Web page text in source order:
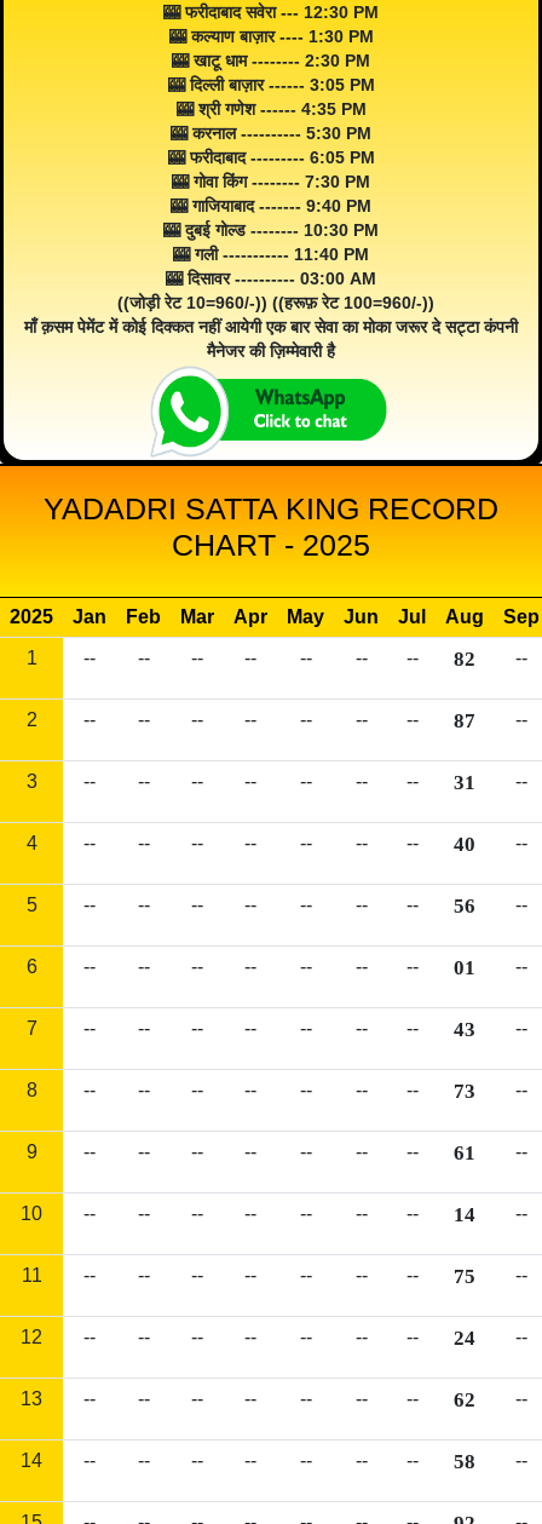
🎰 फरीदाबाद सवेरा --- 12:30 PM
🎰 कल्याण बाज़ार ---- 1:30 PM
🎰 खाटू धाम -------- 2:30 PM
🎰 दिल्ली बाज़ार ------ 3:05 PM
🎰 श्री गणेश ------ 4:35 PM
🎰 करनाल ---------- 5:30 PM
🎰 फरीदाबाद --------- 6:05 PM
🎰 गोवा किंग -------- 7:30 PM
🎰 गाजियाबाद ------- 9:40 PM
🎰 दुबई गोल्ड -------- 10:30 PM
🎰 गली ----------- 11:40 PM
🎰 दिसावर ---------- 03:00 AM
((जोड़ी रेट 10=960/-)) ((हरूफ़ रेट 100=960/-))
माँ क़सम पेमेंट में कोई दिक्कत नहीं आयेगी एक बार सेवा का मोका जरूर दे सट्टा कंपनी
मैनेजर की ज़िम्मेवारी है
YADADRI SATTA KING RECORD
CHART - 2025
2025 Jan Feb Mar Apr May Jun Jul Aug
Sep
1
-- -- -- -- -- -- -- 82 --
2 -- -- -- -- -- -- -- 87 --
3 -- -- -- -- -- -- -- 31 --
4 -- -- -- -- -- -- -- 40 --
5 -- -- -- -- -- -- -- 56 --
6 -- -- -- -- -- -- -- 01 --
7 -- -- -- -- -- -- -- 43 --
8 -- -- -- -- -- -- -- 73 --
9 -- -- -- -- -- -- -- 61 --
10 -- -- -- -- -- -- -- 14 --
11 -- -- -- -- -- -- -- 75 --
12 -- -- -- -- -- -- -- 24 --
13 -- -- -- -- -- -- -- 62 --
14 -- -- -- -- -- -- -- 58 --